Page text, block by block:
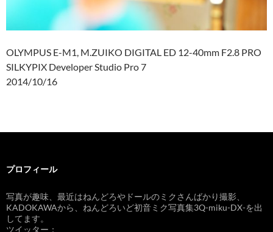
OLYMPUS E-M1, M.ZUIKO DIGITAL ED 12-40mm F2.8 PRO
SILKYPIX Developer Studio Pro 7
2014/10/16
プロフィール
写真が趣味、最近はねんどろやドールのミクさんばかり撮影、
KADOKAWAから、ねんどろいど初音ミク写真集3Q-miku-DX-を出
してます。
ツイッター：